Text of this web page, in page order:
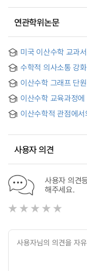
연관학위논문
미국 이산수학 교과
수학적 의사소통 강
for strengthening
이산수학 그래프 단
이산수학 교육과정
이산수학적 관점에
사용자 의견
사용자 의견
해주세요.